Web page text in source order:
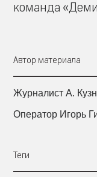
команда
Автор материала
Журналист А.
Оператор Игорь
Теги